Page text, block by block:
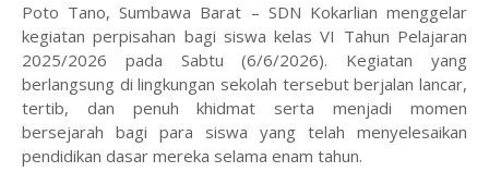
Poto Tano, Sumbawa Barat – SDN Kokarlian menggelar
kegiatan perpisahan bagi siswa kelas VI Tahun Pelajaran
2025/2026 pada Sabtu (6/6/2026). Kegiatan yang
berlangsung di lingkungan sekolah tersebut berjalan lancar,
tertib, dan penuh khidmat serta menjadi momen
bersejarah bagi para siswa yang telah menyelesaikan
pendidikan dasar mereka selama enam tahun.